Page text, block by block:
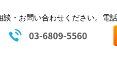
談・お問い合わせください。